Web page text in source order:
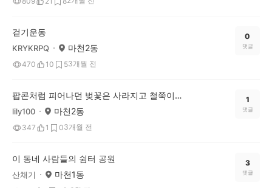
걷기운동
KRYKRPQ 마천2동
470 10 53개월 전
0
댓글
팝콘처럼 피어나던 벚꽃은 사라지고 철쭉이 자리했네요^^
lily100 마천2동
347 1 03개월 전
1
댓글
이 동네 사람들의 쉼터 공원
산채기 마천1동
3
댓글